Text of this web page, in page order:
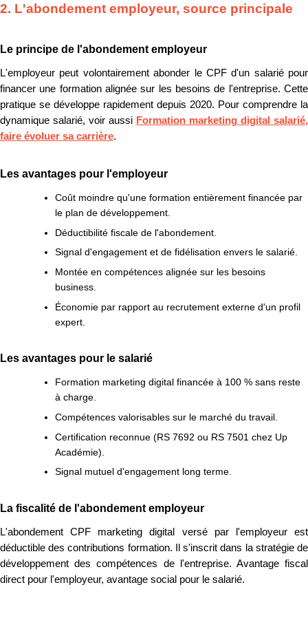
2. L'abondement employeur, source principale
Le principe de l'abondement employeur
L'employeur peut volontairement abonder le CPF d'un salarié pour
financer une formation alignée sur les besoins de l'entreprise. Cette
pratique se développe rapidement depuis 2020. Pour comprendre la
dynamique salarié, voir aussi Formation marketing digital salarié,
faire évoluer sa carrière.
Les avantages pour l'employeur
Coût moindre qu'une formation entièrement financée par
le plan de développement.
Déductibilité fiscale de l'abondement.
Signal d'engagement et de fidélisation envers le salarié.
Montée en compétences alignée sur les besoins
business.
Économie par rapport au recrutement externe d'un profil
expert.
Les avantages pour le salarié
Formation marketing digital financée à 100 % sans reste
à charge.
Compétences valorisables sur le marché du travail.
Certification reconnue (RS 7692 ou RS 7501 chez Up
Académie).
Signal mutuel d'engagement long terme.
La fiscalité de l'abondement employeur
L'abondement CPF marketing digital versé par l'employeur est
déductible des contributions formation. Il s'inscrit dans la stratégie de
développement des compétences de l'entreprise. Avantage fiscal
direct pour l'employeur, avantage social pour le salarié.